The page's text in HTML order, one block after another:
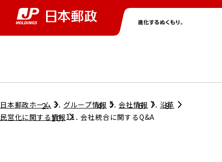
グループ情報トップ
株主・投資家情報トップ
ニューストップ
サステナビリティトップ
採用情報トップ
日本郵政ホーム グループ情報 会社情報
沿革
民営化に関する情報
会社統合に関するQ&A